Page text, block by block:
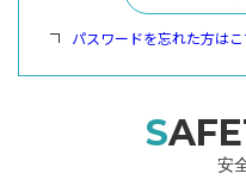
パスワードを忘れた方はこ
安